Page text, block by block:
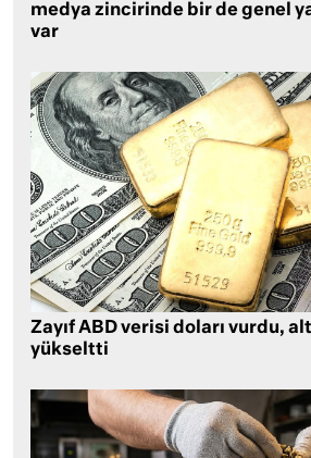
medya zincirinde bir de genel
var
Zayıf ABD verisi doları vurdu,
yükseltti